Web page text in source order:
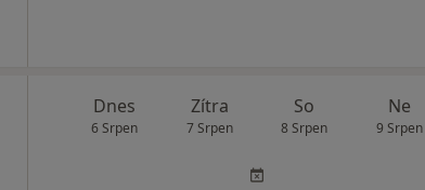
Dnes
6 Srpen
Zítra
7 Srpen
So
8 Srpen
Ne
9 Srpen